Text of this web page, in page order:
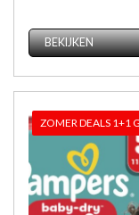
BEKIJKEN
ZOMER DEALS 1+1